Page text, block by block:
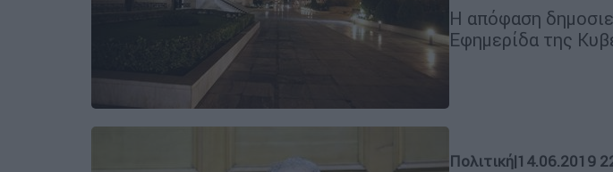
Η απόφαση
Εφημερίδα της
Πολιτική|14.06.2019